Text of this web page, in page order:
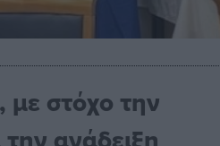
με στόχο την